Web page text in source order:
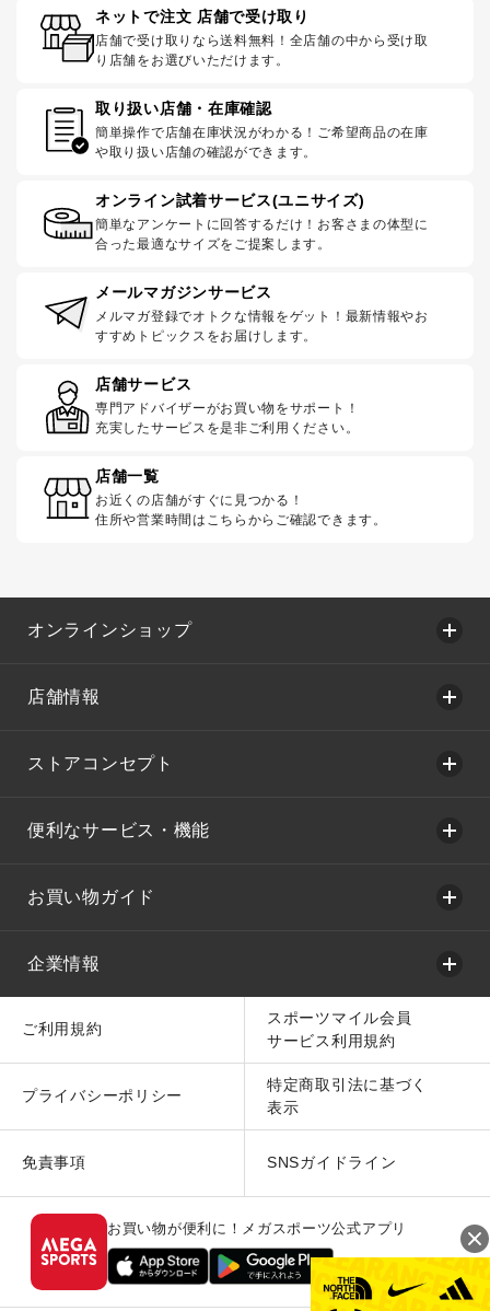
ネットで注文 店舗で受け取り
店舗で受け取りなら送料無料！全店舗の中から受け取
り店舗をお選びいただけます。
取り扱い店舗・在庫確認
簡単操作で店舗在庫状況がわかる！ご希望商品の在庫
や取り扱い店舗の確認ができます。
オンライン試着サービス(ユニサイズ)
簡単なアンケートに回答するだけ！お客さまの体型に
合った最適なサイズをご提案します。
メールマガジンサービス
メルマガ登録でオトクな情報をゲット！最新情報やお
すすめトピックスをお届けします。
店舗サービス
専門アドバイザーがお買い物をサポート！
充実したサービスを是非ご利用ください。
店舗一覧
お近くの店舗がすぐに見つかる！
住所や営業時間はこちらからご確認できます。
オンラインショップ
店舗情報
ストアコンセプト
便利なサービス・機能
お買い物ガイド
企業情報
ご利用規約
スポーツマイル会員
サービス利用規約
プライバシーポリシー
特定商取引法に基づく
表示
免責事項 SNSガイドライン
お買い物が便利に！メガスポーツ公式アプリ